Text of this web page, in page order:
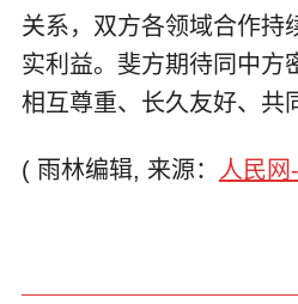
关系，双方各领域合作持
实利益。斐方期待同中方
相互尊重、长久友好、共
( 雨林编辑, 来源： 人民网